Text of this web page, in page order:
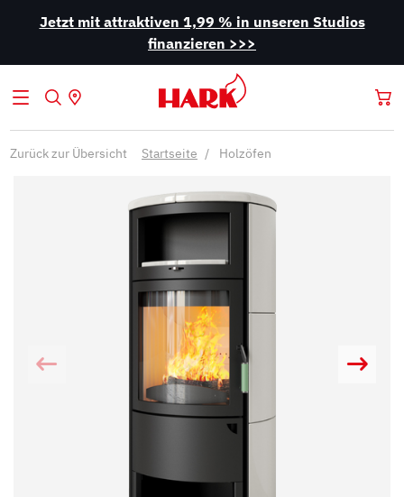
Jetzt mit attraktiven 1,99 % in unseren Studios
finanzieren >>>
Zurück zur Übersicht Startseite Holzöfen